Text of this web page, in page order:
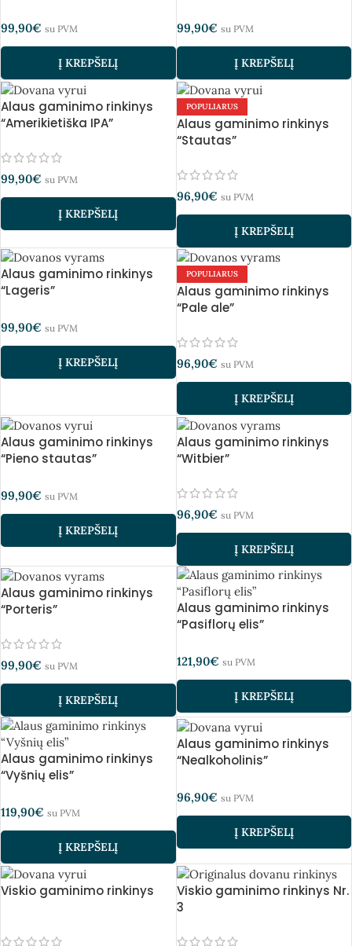
99,90€ su PVM
Į KREPŠELĮ
99,90€ su PVM
Į KREPŠELĮ
Alaus gaminimo rinkinys
“Amerikietiška IPA”
99,90€ su PVM
Į KREPŠELĮ
POPULIARUS
Alaus gaminimo rinkinys
“Stautas”
96,90€ su PVM
Į KREPŠELĮ
Alaus gaminimo rinkinys
“Lageris”
99,90€ su PVM
Į KREPŠELĮ
POPULIARUS
Alaus gaminimo rinkinys
“Pale ale”
96,90€ su PVM
Į KREPŠELĮ
Alaus gaminimo rinkinys
“Pieno stautas”
99,90€ su PVM
Į KREPŠELĮ
Alaus gaminimo rinkinys
“Witbier”
96,90€ su PVM
Į KREPŠELĮ
Alaus gaminimo rinkinys
“Porteris”
99,90€ su PVM
Į KREPŠELĮ
Alaus gaminimo rinkinys
“Pasiflorų elis”
121,90€ su PVM
Į KREPŠELĮ
Alaus gaminimo rinkinys
“Vyšnių elis”
119,90€ su PVM
Į KREPŠELĮ
Alaus gaminimo rinkinys
“Nealkoholinis”
96,90€ su PVM
Į KREPŠELĮ
Viskio gaminimo rinkinys
Viskio gaminimo rinkinys Nr.
3